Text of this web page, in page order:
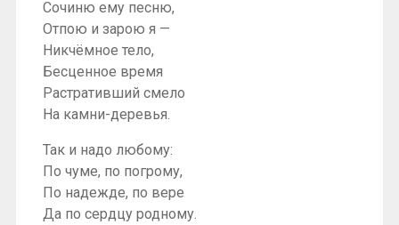
Сочиню ему песню,
Отпою и зарою я —
Никчёмное тело,
Бесценное время
Растративший смело
На камни-деревья.
Так и надо любому:
По чуме, по погрому,
По надежде, по вере
Да по сердцу родному.